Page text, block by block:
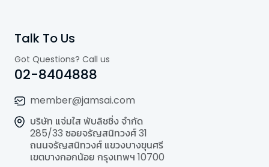
Talk To Us
Got Questions? Call us
02-8404888
member@jamsai.com
บริษัท แจ่มใส พับลิชชิ่ง จำกัด
285/33 ซอยจรัญสนิทวงศ์ 31
ถนนจรัญสนิทวงศ์ แขวงบางขุนศรี
เขตบางกอกน้อย กรุงเทพฯ 10700